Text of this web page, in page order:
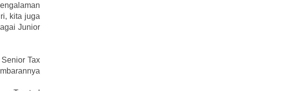
kita juga
Junior
Tax